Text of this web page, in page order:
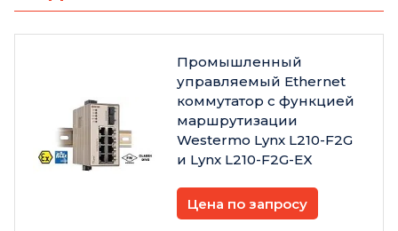
Промышленный
управляемый Ethernet
коммутатор с функцией
маршрутизации
Westermo Lynx L210-F2G
и Lynx L210-F2G-EX
Цена по запросу